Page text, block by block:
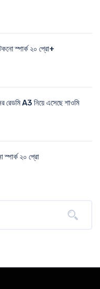
স্পার্ক ২০ প্রো+
রেডমি A3 নিয়ে এসেছে শাওমি
স্পার্ক ২০ প্রো